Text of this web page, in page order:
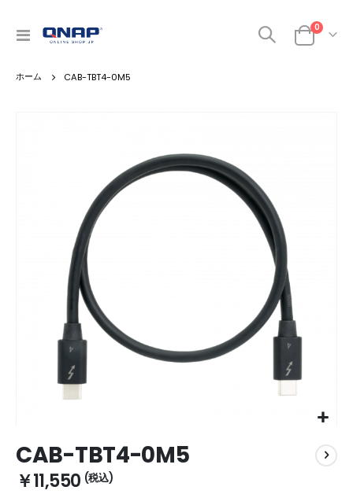
ナ
呼
カート
0
CAB-TBT4-0M5
to
the
beginning
CAB-TBT4-0M5
￥11,550